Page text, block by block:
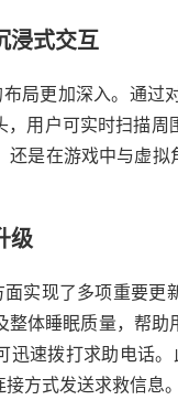
浸式交互
局更加深入。通
用户可实时扫描
是在游戏中与虚
级
实现了多项重要
体睡眠质量，帮
速拨打求助电话
方式发送求救信息。